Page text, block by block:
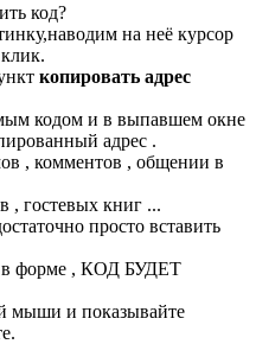
код?
на неё курсор
копировать адрес
кодом и в выпавшем окне
адрес .
, комментов , общении в
, гостевых книг ...
просто вставить
в форме , КОД БУДЕТ
мыши и показывайте